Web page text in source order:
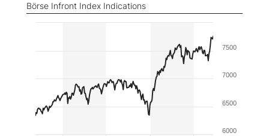
Börse Infront Index Indications
6000
6500
7000
7500